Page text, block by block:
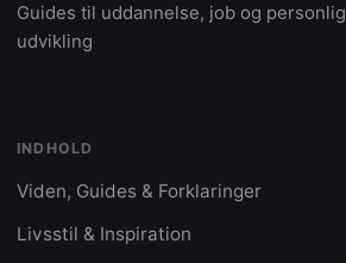
Guides til uddannelse, job og personlig
udvikling
INDHOLD
Viden, Guides & Forklaringer
Livsstil & Inspiration